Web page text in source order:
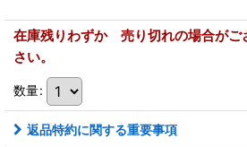
在庫残りわずか 売り切れの場合がご
さい。
数量:
返品特約に関する重要事項